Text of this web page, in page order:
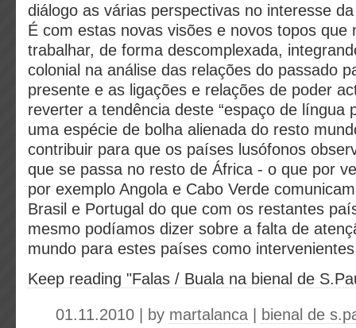
diálogo as várias perspectivas no interesse
É com estas novas visões e novos topos que
trabalhar, de forma descomplexada,
colonial na análise das relações do passado
presente e as ligações e relações de poder
reverter a tendência deste “espaço de língua
uma espécie de bolha alienada do resto
contribuir para que os países lusófonos
que se passa no resto de África - o que por
por exemplo Angola e Cabo Verde
Brasil e Portugal do que com os restantes
mesmo podíamos dizer sobre a falta de
mundo para estes países como
Keep reading "Falas / Buala na bienal de
01.11.2010 | by martalanca | bienal de